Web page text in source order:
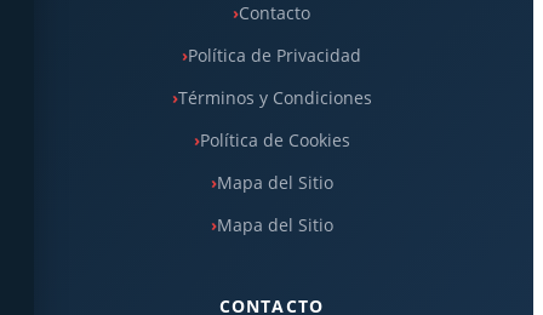
Contacto
Política de Privacidad
Términos y Condiciones
Política de Cookies
Mapa del Sitio
Mapa del Sitio
CONTACTO